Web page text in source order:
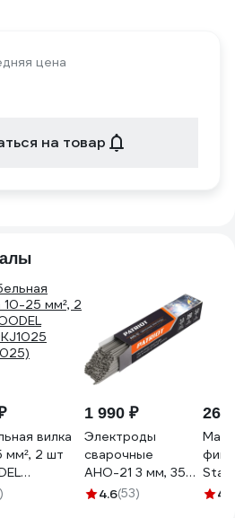
цена
на товар
вилка
мм², 2 шт
1 990 ₽
Электроды
сварочные
АНО-21 3 мм, 350
мм, 5 кг Patriot
4.6(53)
265
4.6